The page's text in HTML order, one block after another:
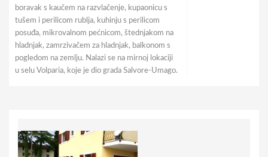
boravak s kaučem na razvlačenje, kupaonicu s
tušem i perilicom rublja, kuhinju s perilicom
posuđa, mikrovalnom pećnicom, štednjakom na
hladnjak, zamrzivačem za hladnjak, balkonom s
pogledom na zemlju. Nalazi se na mirnoj lokaciji
u selu Volparia, koje je dio grada Salvore-Umago.